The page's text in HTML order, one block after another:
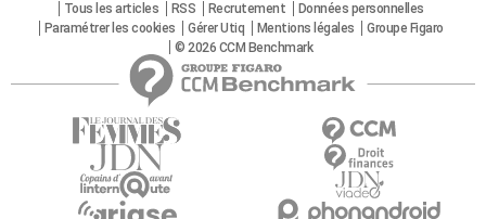
Tous les articles
RSS Recrutement
Données personnelles
Paramétrer les cookies
Gérer Utiq Mentions légales
Groupe Figaro
© 2026 CCM Benchmark